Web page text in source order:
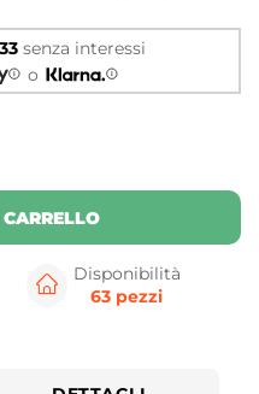
senza interessi
o
Disponibilità
63 pezzi